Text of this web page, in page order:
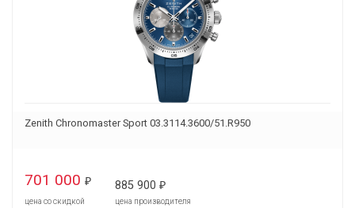
Zenith Chronomaster Sport 03.3114.3600/51.R950
701 000 ₽
цена со скидкой
885 900 ₽
цена производителя